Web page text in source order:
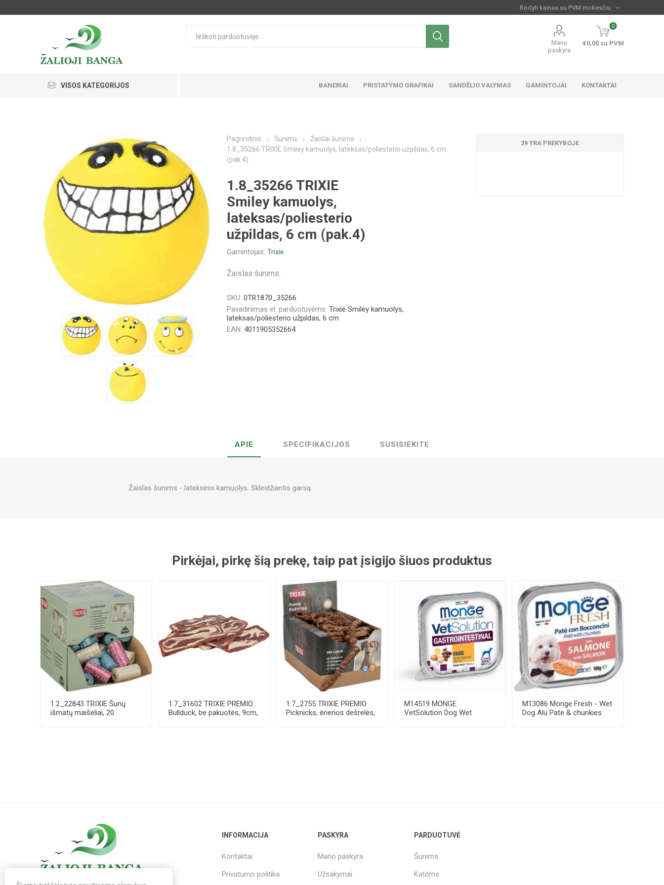
Mano
paskyra
0
€0,00 su PVM
VISOS KATEGORIJOS BANERIAI PRISTATYMO GRAFIKAI SANDĖLIO VALYMAS GAMINTOJAI KONTAKTAI
Pagrindinis Šunims
Žaislai šunims
1.8_35266 TRIXIE Smiley kamuolys, lateksas/poliesterio užpildas, 6 cm
(pak.4)
1.8_35266 TRIXIE
Smiley kamuolys,
lateksas/poliesterio
užpildas, 6 cm (pak.4)
Gamintojas: Trixie
Žaislas šunims.
SKU: 0TR1870_35266
Pavadinimas el. parduotuvėms: Trixie Smiley kamuolys,
lateksas/poliesterio užpildas, 6 cm
EAN: 4011905352664
39 YRA PREKYBOJE
APIE SPECIFIKACIJOS SUSISIEKITE
Žaislas šunims - lateksinis kamuolys. Skleidžiantis garsą.
Pirkėjai, pirkę šią prekę, taip pat įsigijo šiuos produktus
1.2_22843 TRIXIE Šunų
išmatų maišeliai, 20
maišelių-rulone, ...
1.7_31602 TRIXIE PREMIO
Bullduck, be pakuotės, 9cm,
11 g (pa...
1.7_2755 TRIXIE PREMIO
Picknicks, ėrienos dešrelės,
M14519 MONGE
VetSolution Dog Wet
M13086 Monge Fresh - Wet
Dog Alu Pate & chunkies
INFORMACIJA
Kontaktai
Privatumo politika
PASKYRA
Mano paskyra
Užsakymai
PARDUOTUVĖ
Šunims
Katėms